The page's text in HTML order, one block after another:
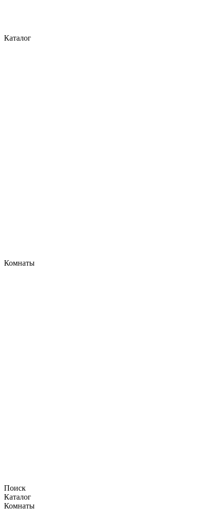
Каталог
Комнаты
Поиск
Каталог
Комнаты